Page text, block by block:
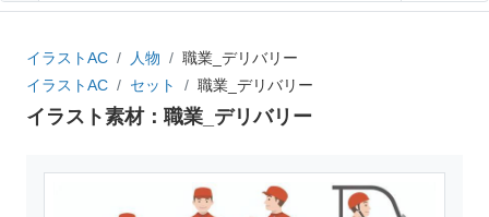
イラストAC 人物
職業_デリバリー
イラストAC
セット 職業_デリバリー
イラスト素材：職業_デリバリー